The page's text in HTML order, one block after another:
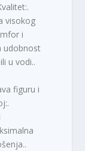
visokog
i
udobnost
u vodi..
figuru i